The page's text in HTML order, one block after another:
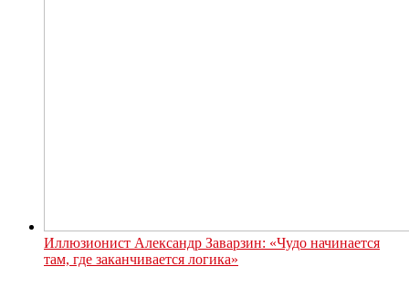
Иллюзионист Александр Заварзин: «Чудо начинается
там, где заканчивается логика»